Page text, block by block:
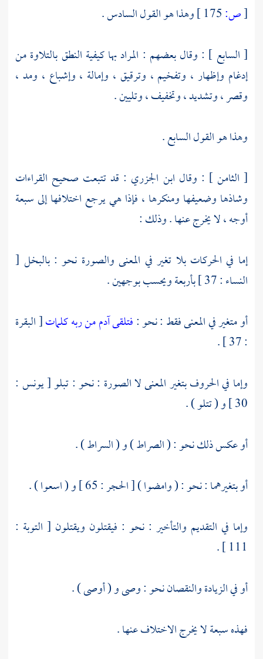
[ص:
وهذا هو القول السادس .
[ السابع ] : وقال بعضهم : المراد بها كيفية النطق بالتلاوة من
إدغام وإظهار ، وتفخيم ، وترقيق ، وإمالة ، وإشباع ، ومد ،
وقصر ، وتشديد ، وتخفيف ، وتليين .
وهذا هو القول السابع .
[ الثامن ] : وقال ابن الجزري : قد تتبعت صحيح القراءات
وشاذها وضعيفها ومنكرها ، فإذا هي يرجع اختلافها إلى سبعة
أوجه ، لا يخرج عنها . وذلك :
إما في الحركات بلا تغير في المعنى والصورة نحو : بالبخل [
النساء : 37 ] بأربعة ويحسب بوجهين .
أو متغير في المعنى فقط : نحو :فتلقى آدم من ربه كلمات[ البقرة
: 37 ] .
وإما في الحروف بتغير المعنى لا الصورة : نحو : تبلو [ يونس :
30 ] و ( تتلو ) .
أو عكس ذلك نحو : ( الصراط ) و ( السراط ) .
أو بتغيرهما : نحو : ( وامضوا ) [ الحجر : 65 ] و ( اسعوا ) .
وإما في التقديم والتأخير : نحو : فيقتلون ويقتلون [ التوبة :
111 ] .
أو في الزيادة والنقصان نحو : وصى و ( أوصى ) .
فهذه سبعة لا يخرج الاختلاف عنها .